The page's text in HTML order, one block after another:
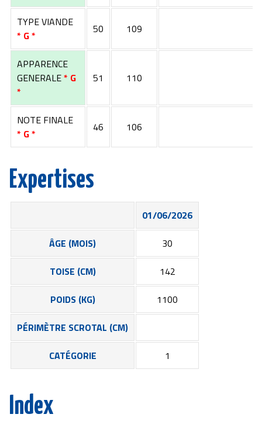
TYPE VIANDE
* G *
50 109
APPARENCE
GENERALE* G
*
51 110
NOTE FINALE
* G *
46 106
Expertises
01/06/2026
ÂGE (MOIS)
30
TOISE (CM)
142
POIDS (KG)
1100
PÉRIMÈTRE SCROTAL (CM)
CATÉGORIE
1
Index